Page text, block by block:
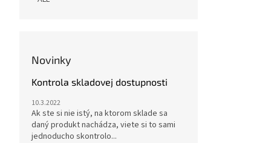
Novinky
Kontrola skladovej dostupnosti
10.3.2022
Ak ste si nie istý, na ktorom sklade sa
daný produkt nachádza, viete si to sami
jednoducho skontrolo...